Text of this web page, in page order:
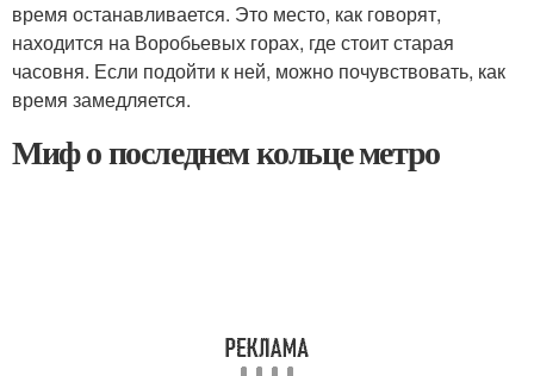
время останавливается. Это место, как говорят,
находится на Воробьевых горах, где стоит старая
часовня. Если подойти к ней, можно почувствовать, как
время замедляется.
Миф о последнем кольце метро